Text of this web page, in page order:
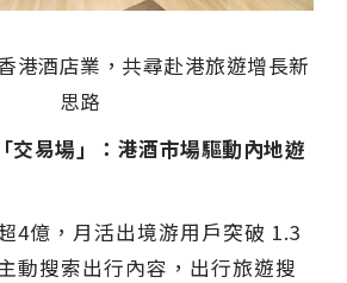
港酒店業，共尋赴港旅遊增長新
思路
交易場」
：港酒市場驅動內地遊
4億，月活出境游用戶突破 1.3
動搜索出行內容，出行旅遊搜